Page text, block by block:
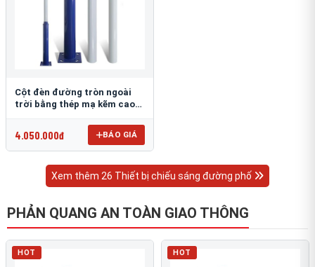
Cột đèn đường tròn ngoài
trời bằng thép mạ kẽm cao
4.050.000đ BÁO GIÁ
Xem thêm 26 Thiết bị chiếu sáng đường phố
PHẢN QUANG AN TOÀN GIAO THÔNG
HOT HOT